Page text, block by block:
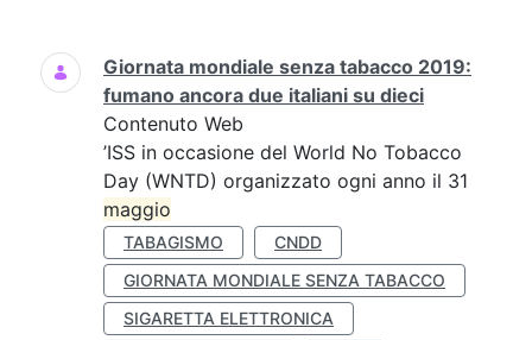
Ricerca
Giornata mondiale senza tabacco 2019:
fumano ancora due italiani su dieci
Contenuto Web
’ISS in occasione del World No Tobacco
Day (WNTD) organizzato ogni anno il 31
maggio
TABAGISMO
CNDD
GIORNATA MONDIALE SENZA TABACCO
SIGARETTA ELETTRONICA